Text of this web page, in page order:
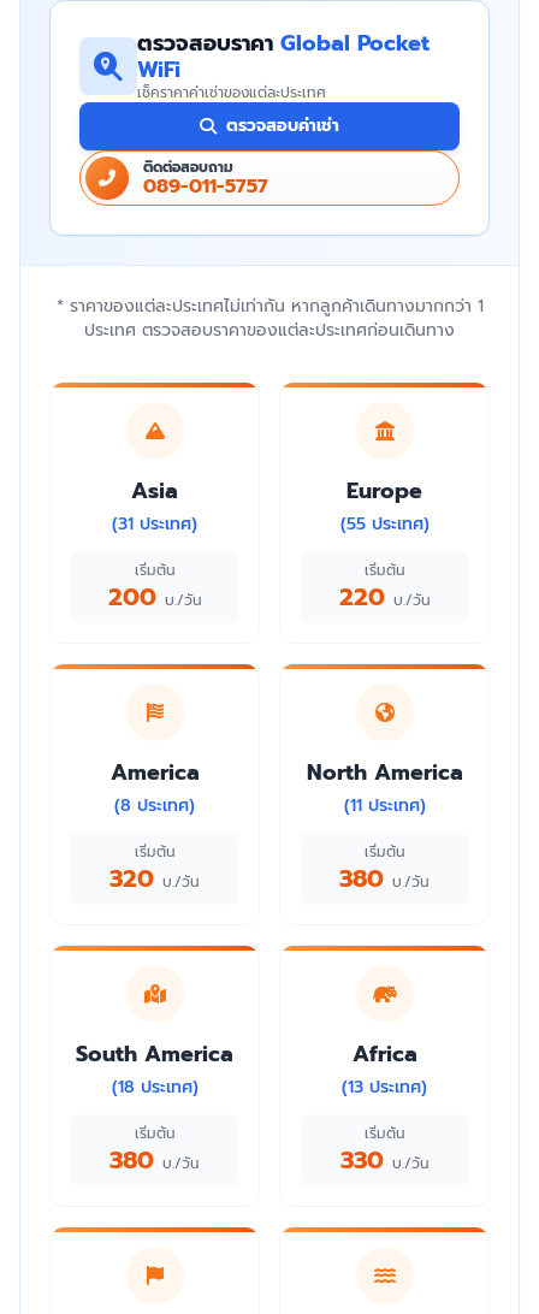
ตรวจสอบราคา Global Pocket
WiFi
เช็คราคาค่าเช่าของแต่ละประเทศ
ตรวจสอบค่าเช่า
ติดต่อสอบถาม
089-011-5757
* ราคาของแต่ละประเทศไม่เท่ากัน หากลูกค้าเดินทางมากกว่า 1
ประเทศ ตรวจสอบราคาของแต่ละประเทศก่อนเดินทาง
Asia
(31 ประเทศ)
เริ่มต้น
200 บ./วัน
Europe
(55 ประเทศ)
เริ่มต้น
220 บ./วัน
America
(8 ประเทศ)
เริ่มต้น
320 บ./วัน
North America
(11 ประเทศ)
เริ่มต้น
380 บ./วัน
South America
(18 ประเทศ)
เริ่มต้น
380 บ./วัน
Africa
(13 ประเทศ)
เริ่มต้น
330 บ./วัน